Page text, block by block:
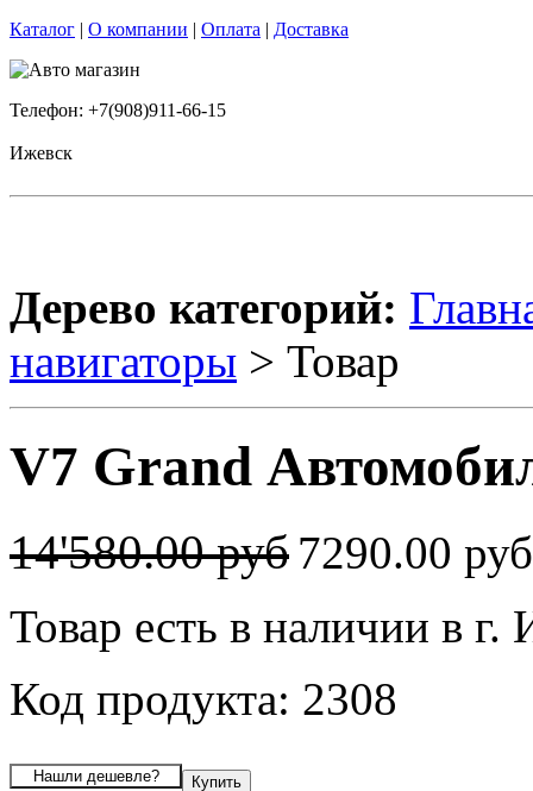
Каталог | О компании | Оплата | Доставка
Телефон: +7(908)911-66-15
Ижевск
Дерево категорий:
навигаторы > Товар
V7 Grand
14'580.00 руб 7290.00
Товар есть в наличии в г.
Код продукта: 2308